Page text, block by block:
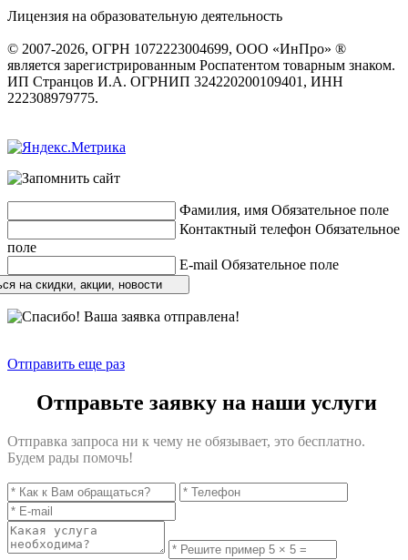
Лицензия на образовательную деятельность
© 2007-2026, ОГРН 1072223004699, ООО «ИнПро» ®
является зарегистрированным Роспатентом товарным знаком.
ИП Странцов И.А. ОГРНИП 324220200109401, ИНН
222308979775.
Фамилия, имя Обязательное поле
Контактный телефон Обязательное
поле
E-mail Обязательное поле
на скидки, акции, новости
Отправить еще раз
Отправьте заявку на наши услуги
Отправка запроса ни к чему не обязывает, это бесплатно.
Будем рады помочь!